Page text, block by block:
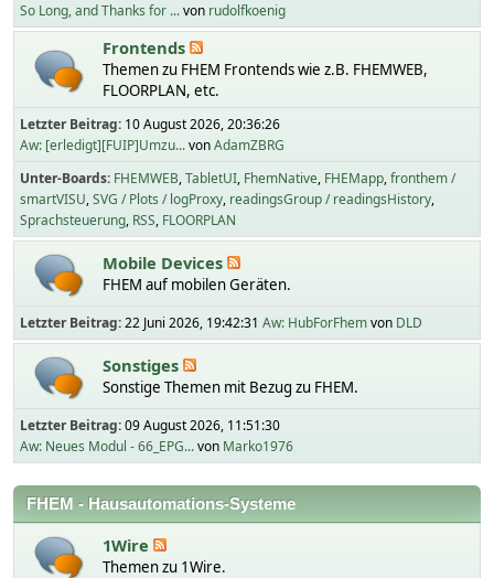
So Long, and Thanks for ...von rudolfkoenig
Frontends
Themen zu FHEM Frontends wie z.B. FHEMWEB,
FLOORPLAN, etc.
Letzter Beitrag: 10 August 2026, 20:36:26
Aw: [erledigt][FUIP]Umzu...vonAdamZBRG
Unter-Boards FHEMWEB TabletUI FhemNative FHEMapp fronthem /
smartVISU SVG / Plots / logProxy readingsGroup / readingsHistory
Sprachsteuerung RSS FLOORPLAN
Mobile Devices
FHEM auf mobilen Geräten.
Letzter Beitrag:22 Juni 2026, 19:42:31 Aw: HubForFhemvon DLD
Sonstiges
Sonstige Themen mit Bezug zu FHEM.
Letzter Beitrag:09 August 2026, 11:51:30
Aw: Neues Modul - 66_EPG...von Marko1976
FHEM - Hausautomations-Systeme
1Wire
Themen zu 1Wire.